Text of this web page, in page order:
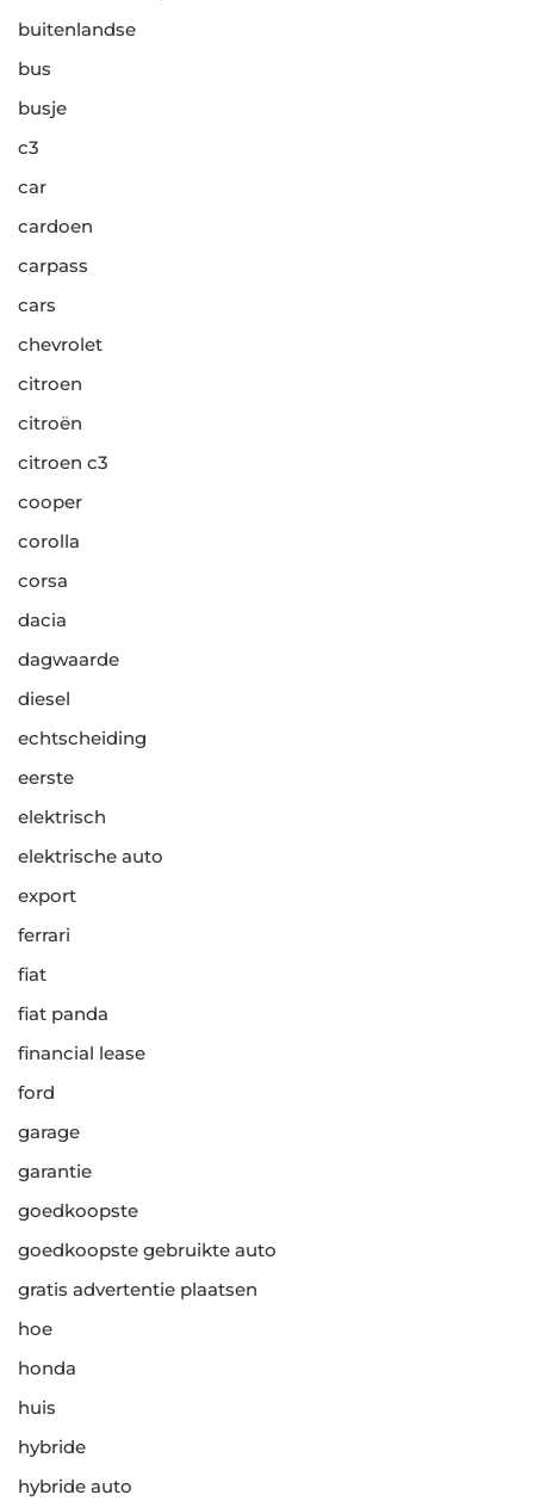
buitenlandse
bus
busje
c3
car
cardoen
carpass
cars
chevrolet
citroen
citroën
citroen c3
cooper
corolla
corsa
dacia
dagwaarde
diesel
echtscheiding
eerste
elektrisch
elektrische auto
export
ferrari
fiat
fiat panda
financial lease
ford
garage
garantie
goedkoopste
goedkoopste gebruikte auto
gratis advertentie plaatsen
hoe
honda
huis
hybride
hybride auto